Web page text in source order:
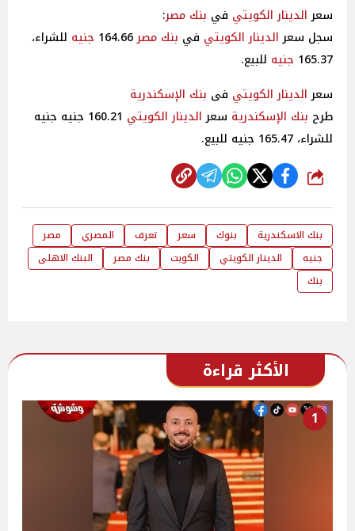
سعرالدينار الكويتي في بنك مصر:
سجل سعرالدينار الكويتي في بنك مصر164.66 جنيه للشراء،
165.37 جنيه للبيع.
سعرالدينار الكويتي فى بنك الإسكندرية
طرح بنك الإسكندرية سعرالدينار الكويتي
160.21 جنيه جنيه
للشراء، 165.47 جنيه للبيع.
شارك
بنك الاسكندرية بنوك سعر تعرف المصري
مصر
جنيه
الدينار الكويتي الكويت بنك مصر
البنك الاهلى
بنك
الأكثر قراءة
1